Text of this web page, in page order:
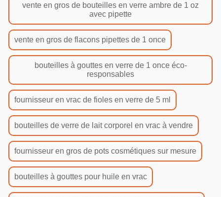
vente en gros de bouteilles en verre ambre de 1 oz
avec pipette
vente en gros de flacons pipettes de 1 once
bouteilles à gouttes en verre de 1 once éco-
responsables
fournisseur en vrac de fioles en verre de 5 ml
bouteilles de verre de lait corporel en vrac à vendre
fournisseur en gros de pots cosmétiques sur mesure
bouteilles à gouttes pour huile en vrac